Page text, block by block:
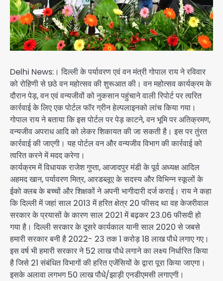
Delhi News:। दिल्ली के पर्यावरण एवं वन मंत्री गोपाल राय ने रविवार
को रोहिणी से छठे वन महोत्सव की शुरूआत की। वन महोत्सव कार्यक्रम के
दौरान पेड़, वन एवं वन्यजीवों को नुकसान पहुंचाने वाली रिपोर्ट पर त्वरित
कार्रवाई के लिए एक पोर्टल फॉर ग्रीन हेल्पलाइनको लांच किया गया।
गोपाल राय ने बताया कि इस पोर्टल पर पेड़ काटने, वन भूमि पर अतिक्रमण,
वन्यजीव अपराध आदि को लेकर शिकायत की जा सकती है। इस पर तुंरत
कार्रवाई की जाएगी। यह पोर्टल वन और वन्यजीव विभाग की कार्रवाई को
त्वरित करने में मदद करेगा।
कार्यक्रम में विधायक राजेश गुप्ता, आजादपुर मंडी के पूर्व अध्यक्ष आदिल
अहमद खान, पर्यावरण मित्र, आरडब्लूए के सदस्य और विभिन्न स्कूलों के
ईको क्लब के बच्चों और शिक्षकों ने अपनी भागीदारी दर्ज कराई। राय ने कहा
कि दिल्ली में जहां साल 2013 में हरित क्षेत्र 20 फीसद था वह केजरीवाल
सरकार के प्रयासों के कारण साल 2021 में बढ़कर 23.06 फीसदी हो
गया है। दिल्ली सरकार के दूसरे कार्यकाल यानी साल 2020 से जबसे
हमारी सरकार बनी है 2022- 23 तक 1 करोड़ 18 लाख पौधे लगाए गए।
इस वर्ष भी हमारी सरकार ने 52 लाख पौधे लगाने का लक्ष्य निर्धारित किया
है जिसे 21 संबंधित विभागों की हरित एजेंसियों के द्वारा पूरा किया जाएगा।
इसके अलावा लगभग 50 लाख पौधे/झाड़ी एनडीएमसी लगाएगी।